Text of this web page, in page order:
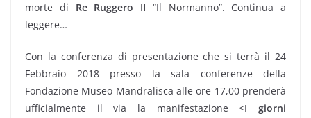
morte di Re Ruggero II “Il Normanno”. Continua a
leggere…
Con la conferenza di presentazione che si terrà il 24
Febbraio 2018 presso la sala conferenze della
Fondazione Museo Mandralisca alle ore 17,00 prenderà
ufficialmente il via la manifestazione <I giorni